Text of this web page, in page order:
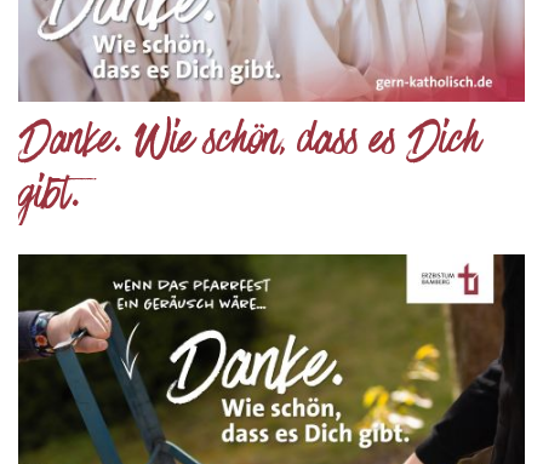
Danke. Wie schön, dass es Dich
gibt.